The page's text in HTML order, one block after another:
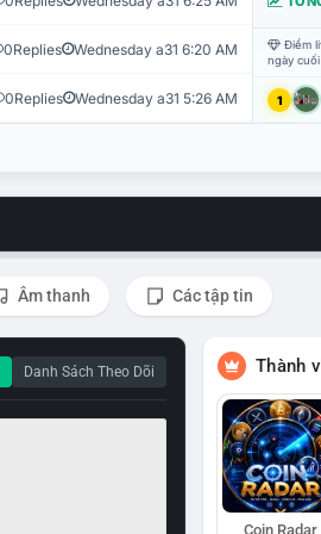
0Replies Wednesday a31 6:20 AM
0Replies Wednesday a31 5:26 AM
Điểm
ngày
1
Âm thanh Các tập tin
Danh Sách Theo Dõi Thành
Coin Radar